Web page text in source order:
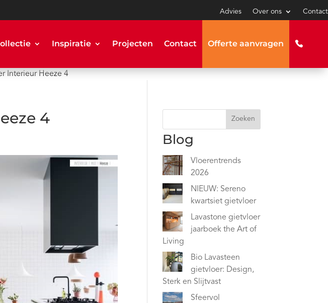
Advies Over ons Contact
Inspiratie Projecten Contact Offerte aanvragen
Interieur Heeze 4
4 Zoeken
Blog
Vloerentrends
2026
NIEUW: Sereno
kwartsiet gietvloer
Lavastone gietvloer
jaarboek the Art of
Living
Bio Lavasteen
gietvloer: Design,
Sterk en Slijtvast
Sfeervol